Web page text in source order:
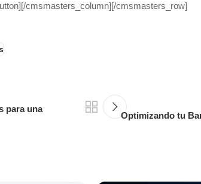
cmsmasters_column][/cmsmasters_row]
para una
Optimizando tu